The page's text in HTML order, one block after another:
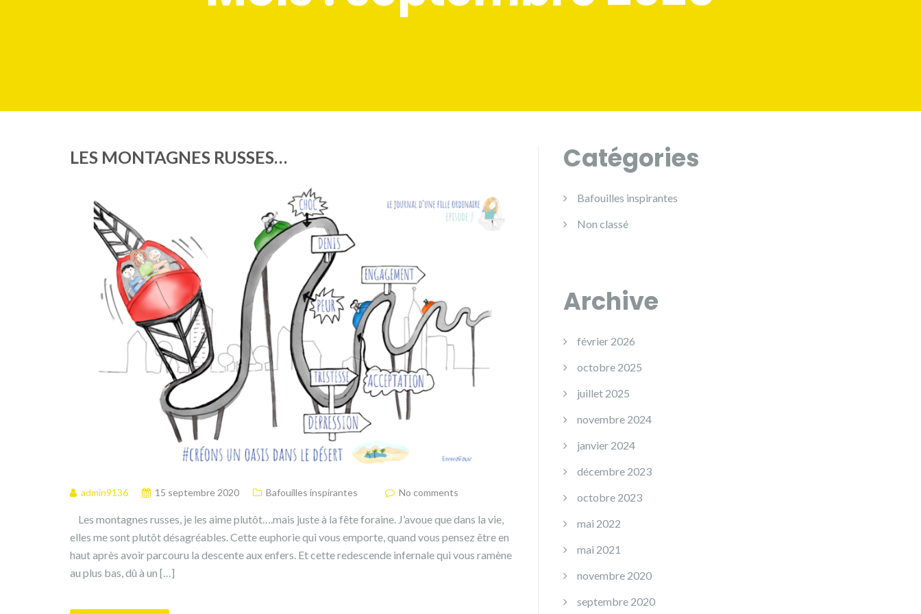
LES MONTAGNES RUSSES…
admin9136 15 septembre 2020 Bafouilles inspirantes No comments
Les montagnes russes, je les aime plutôt….mais juste à la fête foraine. J’avoue que dans la vie,
elles me sont plutôt désagréables. Cette euphorie qui vous emporte, quand vous pensez être en
haut après avoir parcouru la descente aux enfers. Et cette redescende infernale qui vous ramène
au plus bas, dû à un […]
Catégories
Bafouilles inspirantes
Non classé
Archive
février 2026
octobre 2025
juillet 2025
novembre 2024
janvier 2024
décembre 2023
octobre 2023
mai 2022
mai 2021
novembre 2020
septembre 2020